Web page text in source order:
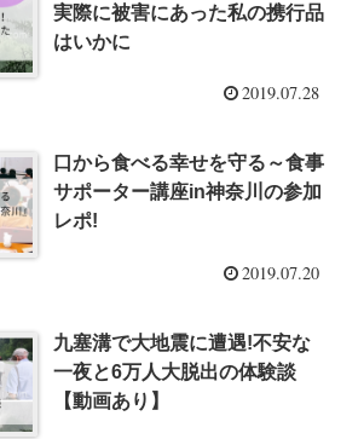
実際に被害にあった私の携行品
はいかに
2019.07.28
口から食べる幸せを守る～食事
サポーター講座in神奈川の参加
レポ!
2019.07.20
九塞溝で大地震に遭遇!不安な
一夜と6万人大脱出の体験談
【動画あり】